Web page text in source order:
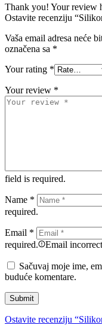
Thank you! Your review
Ostavite recenziju
Vaša email adresa neće
označena sa *
Your rating *
Your review *
field is required.
Name *
required.
Email *
required.
Email
Sačuvaj moje ime,
buduće komentare.
Ostavite recenziju